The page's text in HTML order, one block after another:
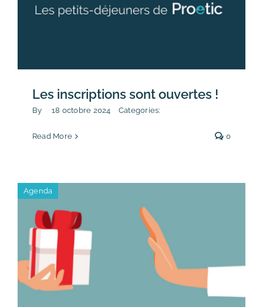
Les inscriptions sont ouvertes !
By 18 octobre 2024 Categories:
Read More 0
Agenda